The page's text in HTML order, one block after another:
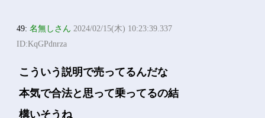
49:名無しさん 2024/02/15(木) 10:23:39.337
ID:KqGPdnrza
こういう説明で売ってるんだな
本気で合法と思って乗ってるの結
構いそうね